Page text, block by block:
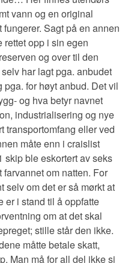
vann og en original
Sagt på en annen
opp i sin egen
og over til den
har lagt pga. anbudet
pga. for høyt anbud. Det vil
og hva betyr navnet
industrialisering og nye
transportomfang eller ved
måte enn i craislist
skip ble eskortert av seks
om natten. For
selv om det er så mørkt at
er i stand til å oppfatte
om at det skal
stille står den ikke.
måtte betale skatt,
Man må for all del ikke si